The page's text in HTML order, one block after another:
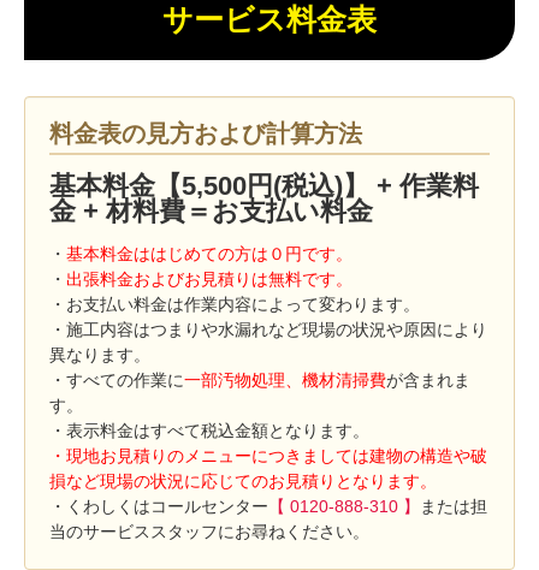
サービス料金表
料金表の見方および計算方法
基本料金【5,500円(税込)】 + 作業料
金 + 材料費＝お支払い料金
・ 基本料金ははじめての方は０円です。
・ 出張料金およびお見積りは無料です。
・お支払い料金は作業内容によって変わります。
・施工内容はつまりや水漏れなど現場の状況や原因により
異なります。
・すべての作業に一部汚物処理、機材清掃費が含まれま
す。
・表示料金はすべて税込金額となります。
・現地お見積りのメニューにつきましては建物の構造や破
損など現場の状況に応じてのお見積りとなります。
・くわしくはコールセンター 【 0120-888-310 】
または担
当のサービススタッフにお尋ねください。